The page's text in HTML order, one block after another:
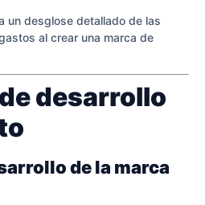
un desglose detallado de las
al crear una marca de
desarrollo
de la marca